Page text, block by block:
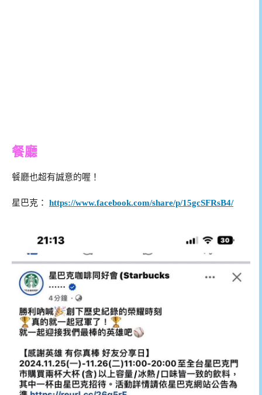
餐廳
餐廳也超有誠意的喔！
星巴克： https://www.facebook.com/share/p/15gcSFRsB4/